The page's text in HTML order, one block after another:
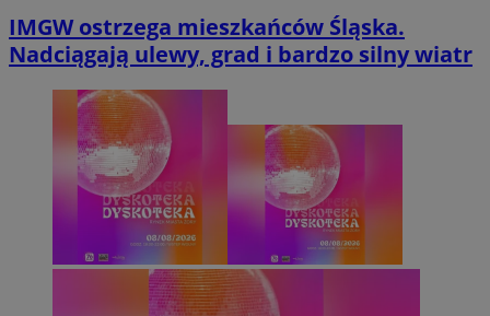
IMGW ostrzega mieszkańców Śląska.
Nadciągają ulewy, grad i bardzo silny wiatr